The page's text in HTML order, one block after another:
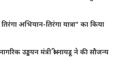
अभियान-तिरंगा यात्रा" का किया
उड्डयन मंत्री श्री नायडू ने की सौजन्य